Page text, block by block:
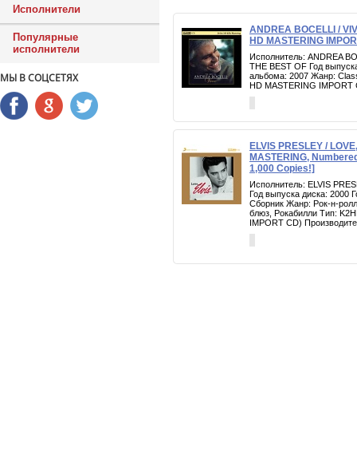
Исполнители
Популярные
исполнители
МЫ В СОЦСЕТЯХ
ANDREA BOCELLI /
HD MASTERING
Исполнитель: ANDREA
THE BEST OF Год
альбома: 2007 Жанр:
HD MASTERING IMPORT
ELVIS PRESLEY /
MASTERING,
1,000 Copies!]
Исполнитель: ELVIS
Год выпуска диска: 2000
Сборник Жанр: Рок-н-
блюз, Рокабилли Тип:
IMPORT CD)